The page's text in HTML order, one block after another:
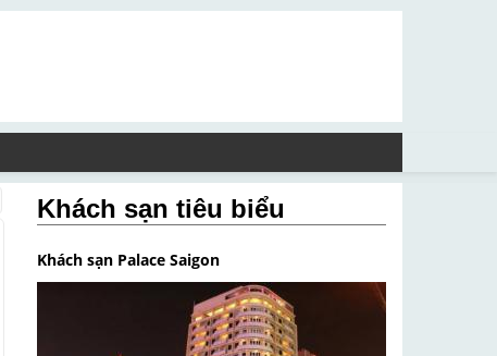
Khách sạn tiêu biểu
Khách sạn Palace Saigon